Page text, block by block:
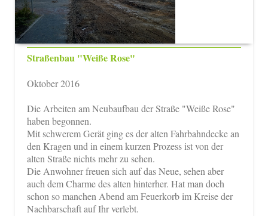
Straßenbau "Weiße Rose"
Oktober 2016
Die Arbeiten am Neubaufbau der Straße "Weiße Rose"
haben begonnen.
Mit schwerem Gerät ging es der alten Fahrbahndecke an
den Kragen und in einem kurzen Prozess ist von der
alten Straße nichts mehr zu sehen.
Die Anwohner freuen sich auf das Neue, sehen aber
auch dem Charme des alten hinterher. Hat man doch
schon so manchen Abend am Feuerkorb im Kreise der
Nachbarschaft auf Ihr verlebt.